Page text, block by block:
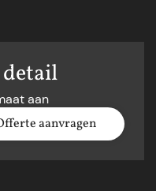
aan
aanvragen